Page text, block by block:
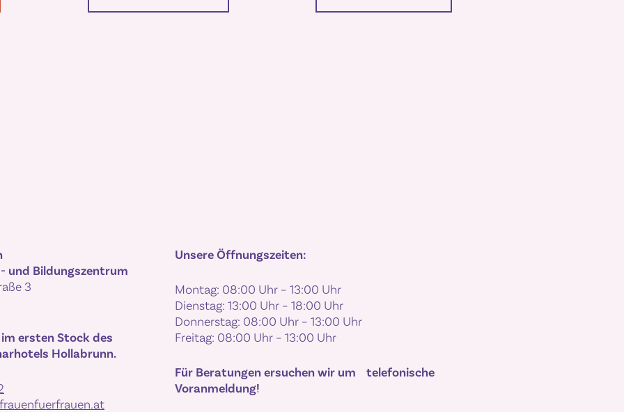
und Bildungszentrum
3
ersten Stock des
Hollabrunn.
Unsere Öffnungszeiten:
Montag: 08:00 Uhr – 13:00 Uhr
Dienstag: 13:00 Uhr – 18:00 Uhr
Donnerstag: 08:00 Uhr – 13:00 Uhr
Freitag: 08:00 Uhr – 13:00 Uhr
Für Beratungen ersuchen wir um telefonische
Voranmeldung!